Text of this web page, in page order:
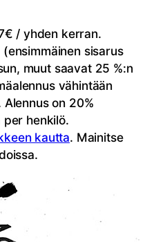
/ yhden kerran.
sisarus
muut saavat 25 %:n
vähintään
on 20%
henkilö.
kautta. Mainitse